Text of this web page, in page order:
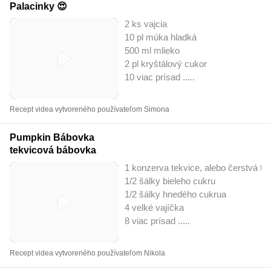
Palacinky 😍
2 ks vajcia
10 pl múka hladká
500 ml mlieko
2 pl kryštálový cukor
10 viac prísad .....
Recept videa vytvoreného používateľom Simona
Pumpkin Bábovka
tekvicová bábovka
1 konzerva tekvice, alebo čerstvá
1/2 šálky bieleho cukru
1/2 šálky hnedého cukrua
4 velké vajíčka
8 viac prísad .....
Recept videa vytvoreného používateľom Nikola